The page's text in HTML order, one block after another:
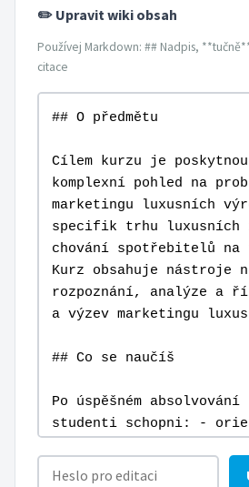
✏️ Upravit wiki obsah
Používej Markdown: ## Nadpis,
citace